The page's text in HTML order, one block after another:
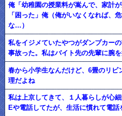
俺「幼稚園の授業料が嵩んで、家計
「困った」俺（俺がいなくなれば、
な…）
私をイジメていたやつがダンプカー
事故った。私はバイト先の先輩に腕
春から小学生なんだけど、6畳のリ
理だよね
私は上京してきて、１人暮らしが心
Eや電話してたが、生活に慣れて電話